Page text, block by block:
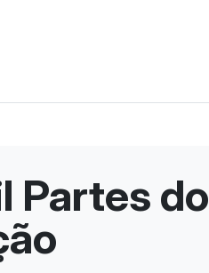
Partes